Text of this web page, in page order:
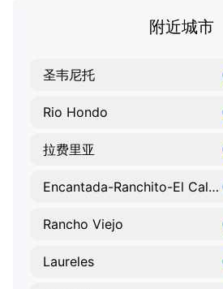
附近城市
圣韦尼托
Rio Hondo
拉费里亚
Encantada-Ranchito-El Calaboz
Rancho Viejo
Laureles